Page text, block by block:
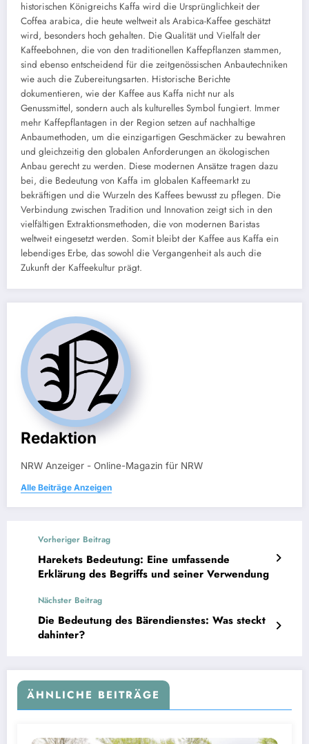
historischen Königreichs Kaffa wird die Ursprünglichkeit der
Coffea arabica, die heute weltweit als Arabica-Kaffee geschätzt
wird, besonders hoch gehalten. Die Qualität und Vielfalt der
Kaffeebohnen, die von den traditionellen Kaffepflanzen stammen,
sind ebenso entscheidend für die zeitgenössischen Anbautechniken
wie auch die Zubereitungsarten. Historische Berichte
dokumentieren, wie der Kaffee aus Kaffa nicht nur als
Genussmittel, sondern auch als kulturelles Symbol fungiert. Immer
mehr Kaffepflantagen in der Region setzen auf nachhaltige
Anbaumethoden, um die einzigartigen Geschmäcker zu bewahren
und gleichzeitig den globalen Anforderungen an ökologischen
Anbau gerecht zu werden. Diese modernen Ansätze tragen dazu
bei, die Bedeutung von Kaffa im globalen Kaffeemarkt zu
bekräftigen und die Wurzeln des Kaffees bewusst zu pflegen. Die
Verbindung zwischen Tradition und Innovation zeigt sich in den
vielfältigen Extraktionsmethoden, die von modernen Baristas
weltweit eingesetzt werden. Somit bleibt der Kaffee aus Kaffa ein
lebendiges Erbe, das sowohl die Vergangenheit als auch die
Zukunft der Kaffeekultur prägt.
Redaktion
NRW Anzeiger - Online-Magazin für NRW
Alle Beiträge Anzeigen
Vorheriger Beitrag
Harekets Bedeutung: Eine umfassende
Erklärung des Begriffs und seiner Verwendung
Nächster Beitrag
Die Bedeutung des Bärendienstes: Was steckt
dahinter?
ÄHNLICHE BEITRÄGE